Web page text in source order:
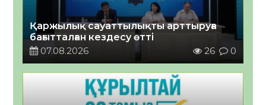
Қаржылық сауаттылықты арттыруға
бағытталған кездесу өтті
07.08.2026
26 0